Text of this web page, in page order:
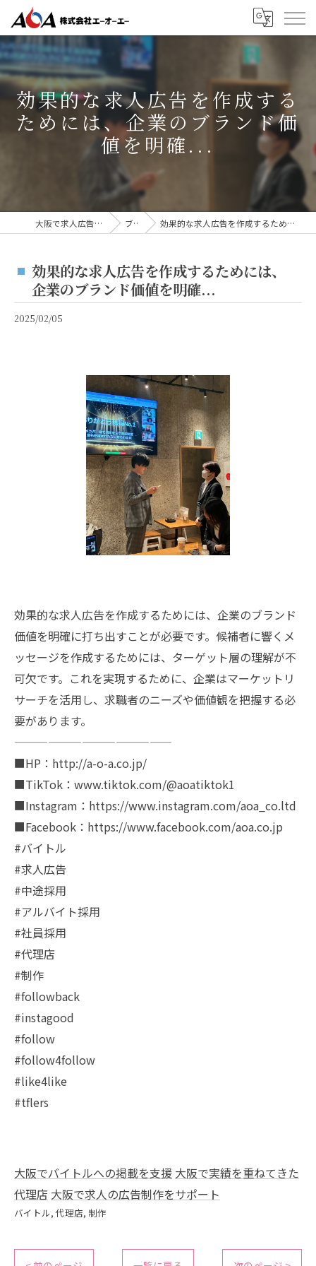
効果的な求人広告を作成する
ためには、企業のブランド価
値を明確...
大阪で求人広告なら株式会社AOA ブログ 効果的な求人広告を作成するためには、企業のブランド価値を明確...
効果的な求人広告を作成するためには、
企業のブランド価値を明確...
2025/02/05
効果的な求人広告を作成するためには、企業のブランド
価値を明確に打ち出すことが必要です。候補者に響くメ
ッセージを作成するためには、ターゲット層の理解が不
可欠です。これを実現するために、企業はマーケットリ
サーチを活用し、求職者のニーズや価値観を把握する必
要があります。
——————————————
■HP：http://a-o-a.co.jp/
■TikTok：www.tiktok.com/@aoatiktok1
■Instagram：https://www.instagram.com/aoa_co.ltd
■Facebook：https://www.facebook.com/aoa.co.jp
#バイトル
#求人広告
#中途採用
#アルバイト採用
#社員採用
#代理店
#制作
#followback
#instagood
#follow
#follow4follow
#like4like
#tflers
大阪でバイトルへの掲載を支援 大阪で実績を重ねてきた
代理店 大阪で求人の広告制作をサポート
バイトル 代理店 制作